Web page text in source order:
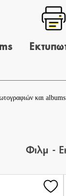
και albums
Φιλμ -